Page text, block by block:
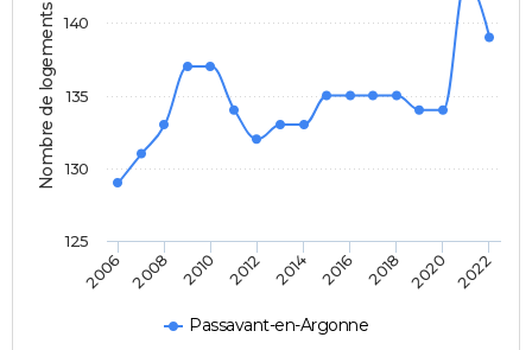
Nombre de logements
Passavant-en-Argonne
2006 2008 2010 2012 2014 2016 2018 2020 2022
125
130
135
140